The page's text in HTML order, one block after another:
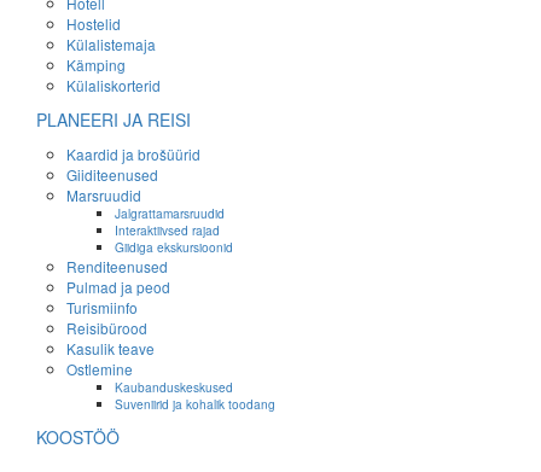
Hostelid
Külalistemaja
Kämping
Külaliskorterid
PLANEERI JA REISI
Kaardid ja brošüürid
Giiditeenused
Marsruudid
Jalgrattamarsruudid
Interaktiivsed rajad
Giidiga ekskursioonid
Renditeenused
Pulmad ja peod
Turismiinfo
Reisibürood
Kasulik teave
Ostlemine
Kaubanduskeskused
Suveniirid ja kohalik toodang
KOOSTÖÖ